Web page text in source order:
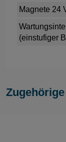
Magnete 24
(einstufiger